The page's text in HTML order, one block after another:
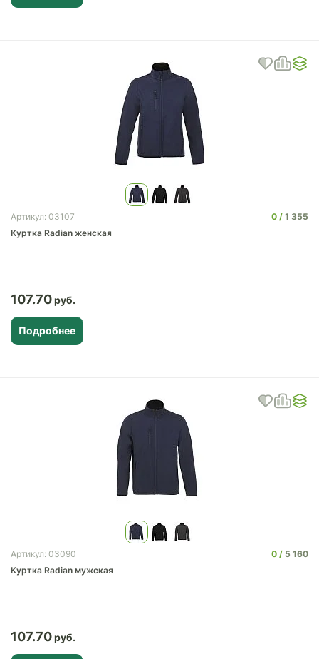
Артикул: 03107 0
1 355
Куртка Radian женская
107.70
Подробнее
Артикул: 03090 0
5 160
Куртка Radian мужская
107.70